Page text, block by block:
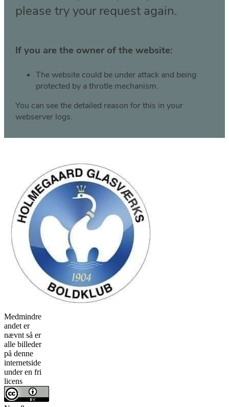
Medmindre
andet er
nævnt så er
alle billeder
på denne
internetside
under en fri
licens